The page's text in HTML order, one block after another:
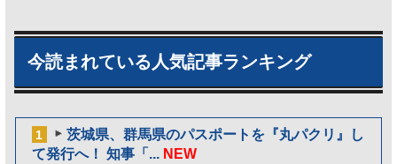
今読まれている人気記事ランキング
1
茨城県、群馬県のパスポートを『丸パクリ』し
て発行へ！ 知事「... NEW